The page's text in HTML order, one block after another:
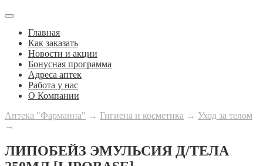
Главная
Как заказать
Новости и акции
Бонусная программа
Адреса аптек
Работа у нас
О Компании
Аптека "Фарманна" → Гигиена и косметика → Уход за телом
→
ЛИПОБЕЙЗ ЭМУЛЬСИЯ Д/ТЕЛА